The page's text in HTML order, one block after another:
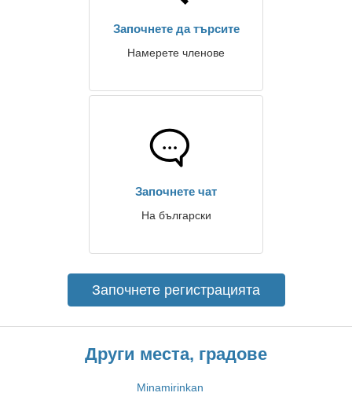
Започнете да търсите
Намерете членове
Започнете чат
На български
Започнете регистрацията
Други места, градове
Minamirinkan